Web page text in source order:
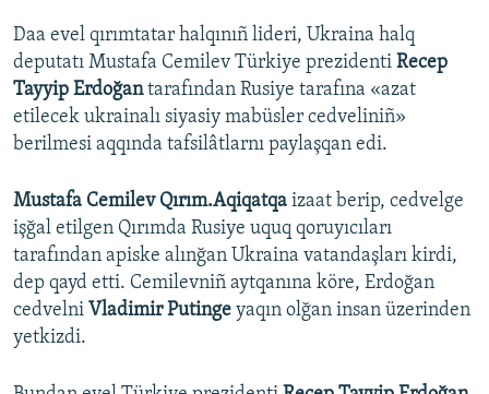
Daa evel qırımtatar halqınıñ lideri, Ukraina halq
deputatı Mustafa Cemilev Türkiye prezidenti Recep
Tayyip Erdoğantarafından Rusiye tarafına «azat
etilecek ukrainalı siyasiy mabüsler cedveliniñ»
berilmesi aqqında tafsilâtlarnı paylaşqan edi.
Mustafa Cemilev Qırım.Aqiqatqa izaat berip, cedvelge
işğal etilgen Qırımda Rusiye uquq qoruyıcıları
tarafından apiske alınğan Ukraina vatandaşları kirdi,
dep qayd etti. Cemilevniñ aytqanına köre, Erdoğan
cedvelni Vladimir Putinge yaqın olğan insan üzerinden
yetkizdi.